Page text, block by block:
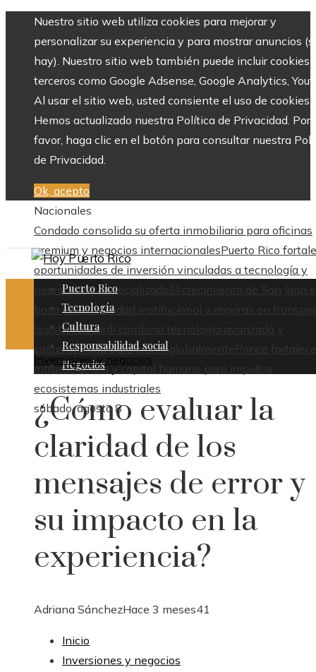
Nuestro sitio web utiliza cookies para mejorar y
personalizar su experiencia y para mostrar anuncios
hay). Nuestro sitio web también puede incluir cookies
terceros como Google Adsense, Google Analytics,
Al usar el sitio web, usted consiente el uso de cookies.
Hemos actualizado nuestra Política de Privacidad. Por
favor, haga clic en el botón para consultar nuestra
de Privacidad.
Ok, acepto
Nacionales
Condado consolida su oferta inmobiliaria para oficinas
premium y negocios internacionalesPuerto Rico
oportunidades de inversión vinculadas a tecnología y
nearshoring especializado El crecimiento de San Juan
basa en estabilidad institucional y mejoras en
logísticoBacardí combina tecnología avanzada y
sostenibilidad para crecer globalmente Ponce
infraestructura y capital humano para impulsar
ecosistemas industriales
sábado, agosto 8
Puerto Rico
Tecnología
Cultura
Responsabilidad social
Negocios
Inversiones y negocios
¿Cómo evaluar la
claridad de los
mensajes de error y
su impacto en la
experiencia?
Adriana SánchezHace 3 meses41
Inicio
Inversiones y negocios